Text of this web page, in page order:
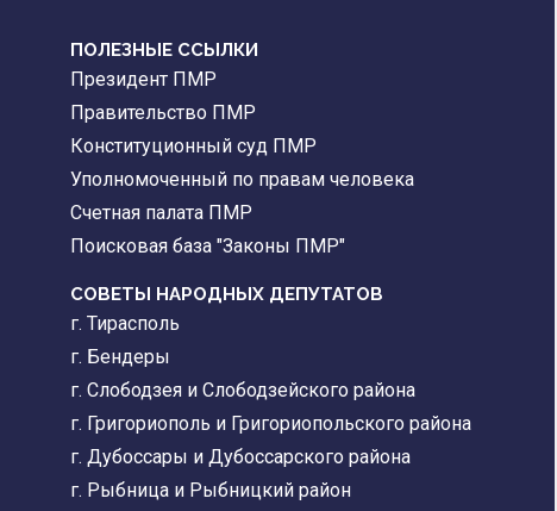
ПОЛЕЗНЫЕ ССЫЛКИ
Президент ПМР
Правительство ПМР
Конституционный суд ПМР
Уполномоченный по правам человека
Счетная палата ПМР
Поисковая база "Законы ПМР"
СОВЕТЫ НАРОДНЫХ ДЕПУТАТОВ
г. Тирасполь
г. Бендеры
г. Слободзея и Слободзейского района
г. Григориополь и Григориопольского района
г. Дубоссары и Дубоссарского района
г. Рыбница и Рыбницкий район